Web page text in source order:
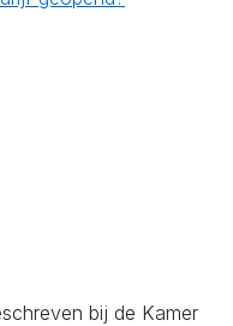
bij de Kamer